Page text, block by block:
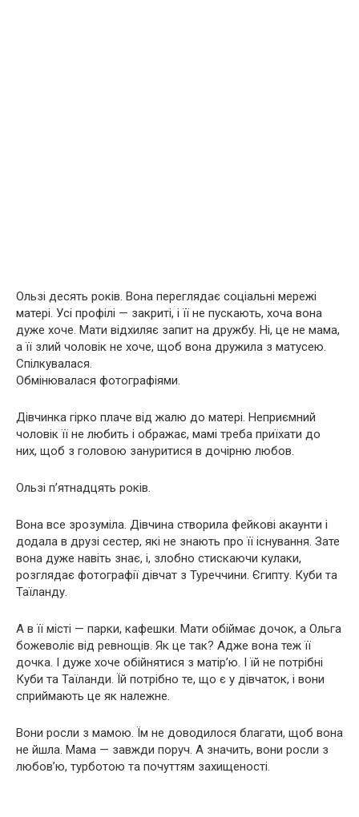
Ользі десять років. Вона переглядає соціальні мережі
матері. Усі профілі — закриті, і її не пускають, хоча вона
дуже хоче. Мати відхиляє запит на дружбу. Ні, це не мама,
а її злий чоловік не хоче, щоб вона дружила з матусею.
Спілкувалася.
Обмінювалася фотографіями.
Дівчинка гірко плаче від жалю до матері. Неприємний
чоловік її не любить і ображає, мамі треба приїхати до
них, щоб з головою зануритися в дочірню любов.
Ользі п’ятнадцять років.
Вона все зрозуміла. Дівчина створила фейкові акаунти і
додала в друзі сестер, які не знають про її існування. Зате
вона дуже навіть знає, і, злобно стискаючи кулаки,
розглядає фотографії дівчат з Туреччини. Єгипту. Куби та
Таїланду.
А в її місті — парки, кафешки. Мати обіймає дочок, а Ольга
божеволіє від ревнощів. Як це так? Адже вона теж її
дочка. І дуже хоче обійнятися з матір’ю. І їй не потрібні
Куби та Таїланди. Їй потрібно те, що є у дівчаток, і вони
сприймають це як належне.
Вони росли з мамою. Їм не доводилося благати, щоб вона
не йшла. Мама — завжди поруч. А значить, вони росли з
любов’ю, турботою та почуттям захищеності.